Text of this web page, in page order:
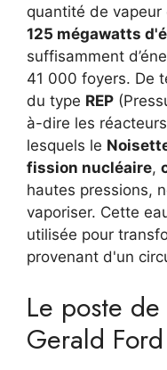
quantité de
125 mégawatts
suffisamment
41 000 foyers. De
du type REP
à-dire les
lesquels le
fission nucléaire,
hautes pressions,
vaporiser. Cette
utilisée pour
provenant d'un
Le poste
Gerald Ford